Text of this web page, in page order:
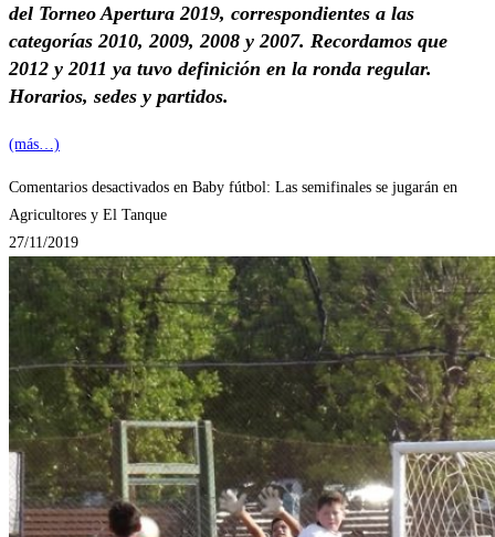
del Torneo Apertura 2019, correspondientes a las
categorías 2010, 2009, 2008 y 2007. Recordamos que
2012 y 2011 ya tuvo definición en la ronda regular.
Horarios, sedes y partidos.
(más…)
Comentarios desactivados en Baby fútbol: Las semifinales se jugarán en
Agricultores y El Tanque
27/11/2019